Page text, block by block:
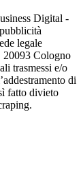
Digital -
legale
20093 Cologno
trasmessi e/o
di
fatto divieto